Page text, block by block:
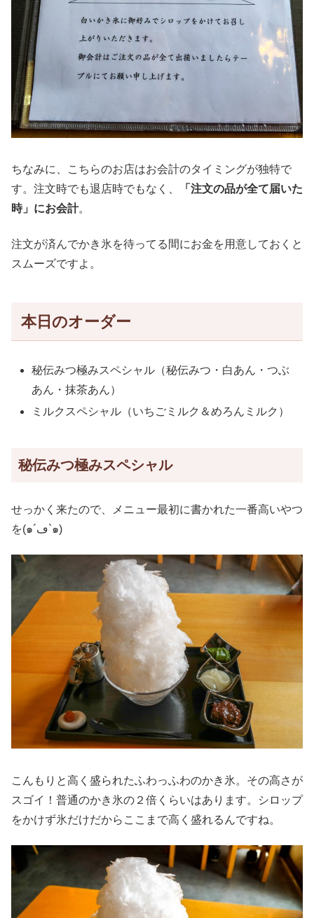
ちなみに、こちらのお店はお会計のタイミングが独特で
す。注文時でも退店時でもなく、
「注文の品が全て届いた
時」にお会計。
注文が済んでかき氷を待ってる間にお金を用意しておくと
スムーズですよ。
本日のオーダー
秘伝みつ極みスペシャル（秘伝みつ・白あん・つぶ
あん・抹茶あん）
ミルクスペシャル（いちごミルク＆めろんミルク）
秘伝みつ極みスペシャル
せっかく来たので、メニュー最初に書かれた一番高いやつ
を(๑´ڡ`๑)
こんもりと高く盛られたふわっふわのかき氷。その高さが
スゴイ！普通のかき氷の２倍くらいはあります。シロップ
をかけず氷だけだからここまで高く盛れるんですね。